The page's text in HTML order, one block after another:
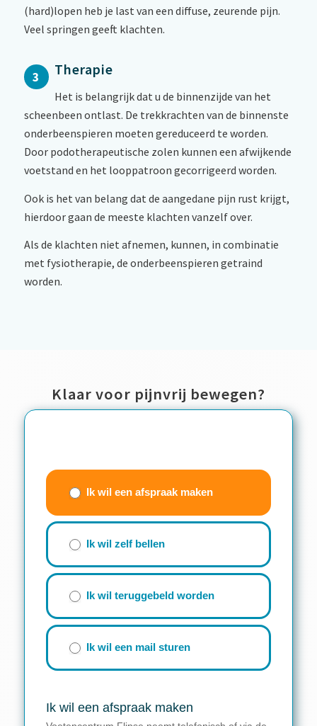
(hard)lopen heb je last van een diffuse, zeurende pijn.
Veel springen geeft klachten.
3 Therapie
Het is belangrijk dat u de binnenzijde van het
scheenbeen ontlast. De trekkrachten van de binnenste
onderbeenspieren moeten gereduceerd te worden.
Door podotherapeutische zolen kunnen een afwijkende
voetstand en het looppatroon gecorrigeerd worden.
Ook is het van belang dat de aangedane pijn rust krijgt,
hierdoor gaan de meeste klachten vanzelf over.
Als de klachten niet afnemen, kunnen, in combinatie
met fysiotherapie, de onderbeenspieren getraind
worden.
Klaar voor pijnvrij bewegen?
Contactwizzard
(beknopt
formulier)
Ik wil een afspraak maken
Ik wil zelf bellen
Ik wil teruggebeld worden
Ik wil een mail sturen
Ik wil een afspraak maken